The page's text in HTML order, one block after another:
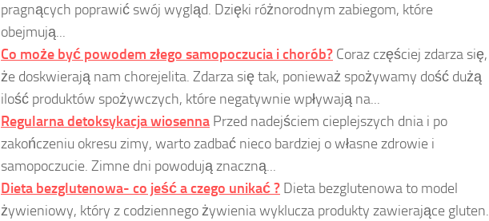
pragnących poprawić swój wygląd. Dzięki różnorodnym zabiegom, które
obejmują...
Co może być powodem złego samopoczucia i chorób? Coraz częściej zdarza się,
że doskwierają nam chorejelita. Zdarza się tak, ponieważ spożywamy dość dużą
ilość produktów spożywczych, które negatywnie wpływają na...
Regularna detoksykacja wiosenna Przed nadejściem cieplejszych dnia i po
zakończeniu okresu zimy, warto zadbać nieco bardziej o własne zdrowie i
samopoczucie. Zimne dni powodują znaczną...
Dieta bezglutenowa- co jeść a czego unikać ? Dieta bezglutenowa to model
żywieniowy, który z codziennego żywienia wyklucza produkty zawierające gluten.